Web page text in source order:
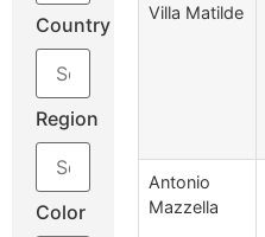
Country
Region
Color
Villa Matilde
Antonio
Mazzella